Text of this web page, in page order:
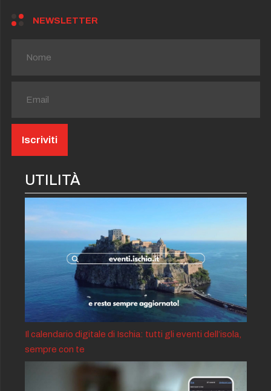
NEWSLETTER
UTILITÀ
Il calendario digitale di Ischia: tutti gli eventi dell’isola,
sempre con te